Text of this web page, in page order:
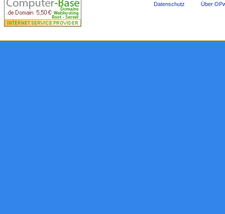
Datenschutz Über